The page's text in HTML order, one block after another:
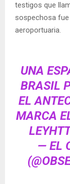
testigos que
sospechosa
aeroportuaria.
UNA
BRASIL
EL
MARCA
LEY
— EL